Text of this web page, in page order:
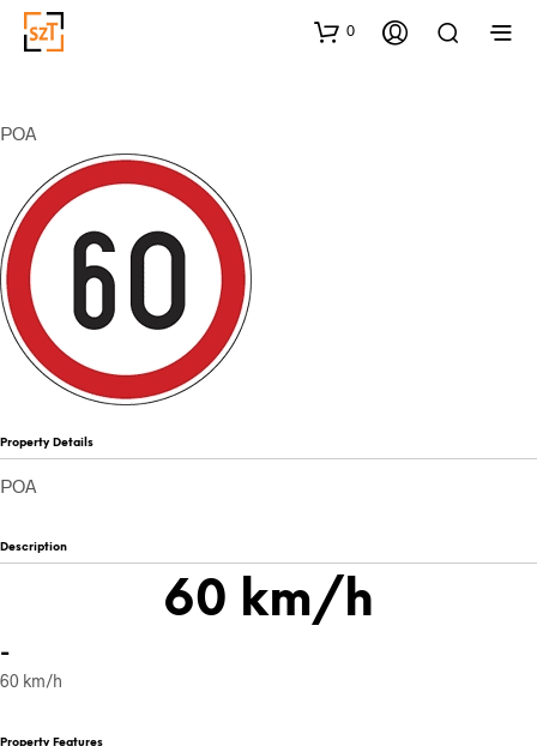
0
POA
Property Details
POA
Description
60 km/h
-
60 km/h
Property Features